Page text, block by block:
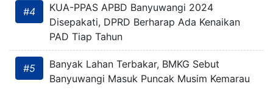
#4
KUA-PPAS APBD Banyuwangi 2024
Disepakati, DPRD Berharap Ada Kenaikan
PAD Tiap Tahun
#5
Banyak Lahan Terbakar, BMKG Sebut
Banyuwangi Masuk Puncak Musim Kemarau